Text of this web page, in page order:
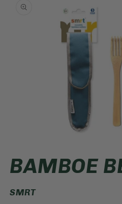
openen
in
BAMBOE
SMRT